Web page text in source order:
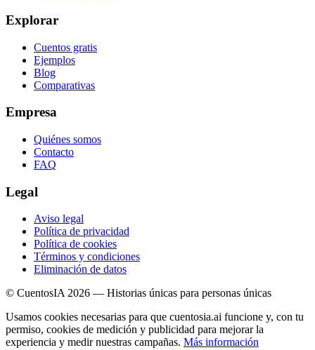
Explorar
Cuentos gratis
Ejemplos
Blog
Comparativas
Empresa
Quiénes somos
Contacto
FAQ
Legal
Aviso legal
Política de privacidad
Política de cookies
Términos y condiciones
Eliminación de datos
© CuentosIA 2026 — Historias únicas para personas únicas
Usamos cookies necesarias para que cuentosia.ai funcione y, con tu
permiso, cookies de medición y publicidad para mejorar la
experiencia y medir nuestras campañas. Más información